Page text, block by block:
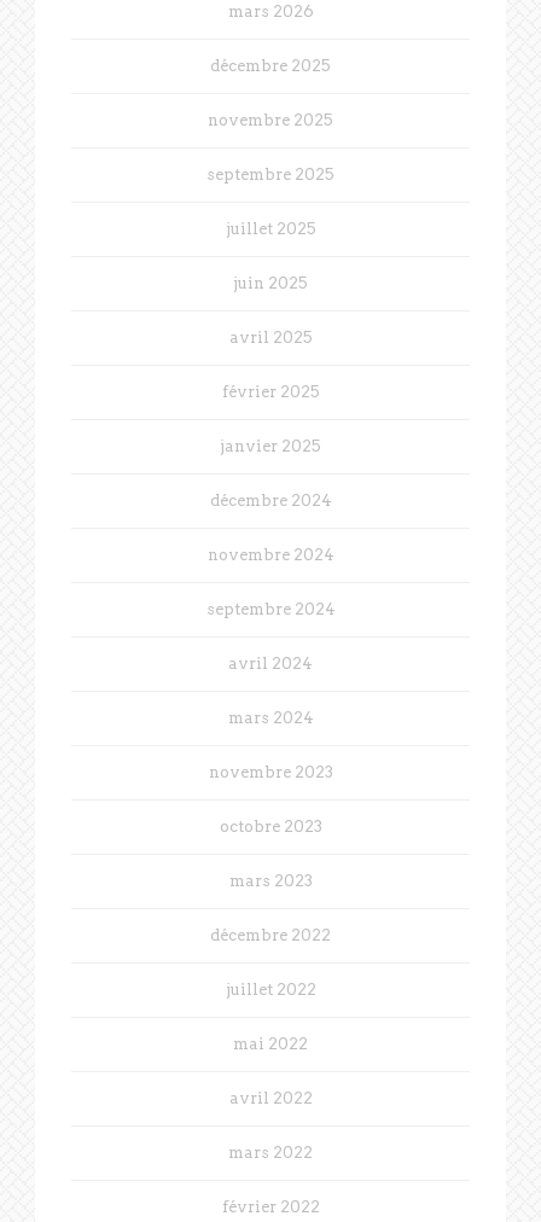
mars 2026
décembre 2025
novembre 2025
septembre 2025
juillet 2025
juin 2025
avril 2025
février 2025
janvier 2025
décembre 2024
novembre 2024
septembre 2024
avril 2024
mars 2024
novembre 2023
octobre 2023
mars 2023
décembre 2022
juillet 2022
mai 2022
avril 2022
mars 2022
février 2022